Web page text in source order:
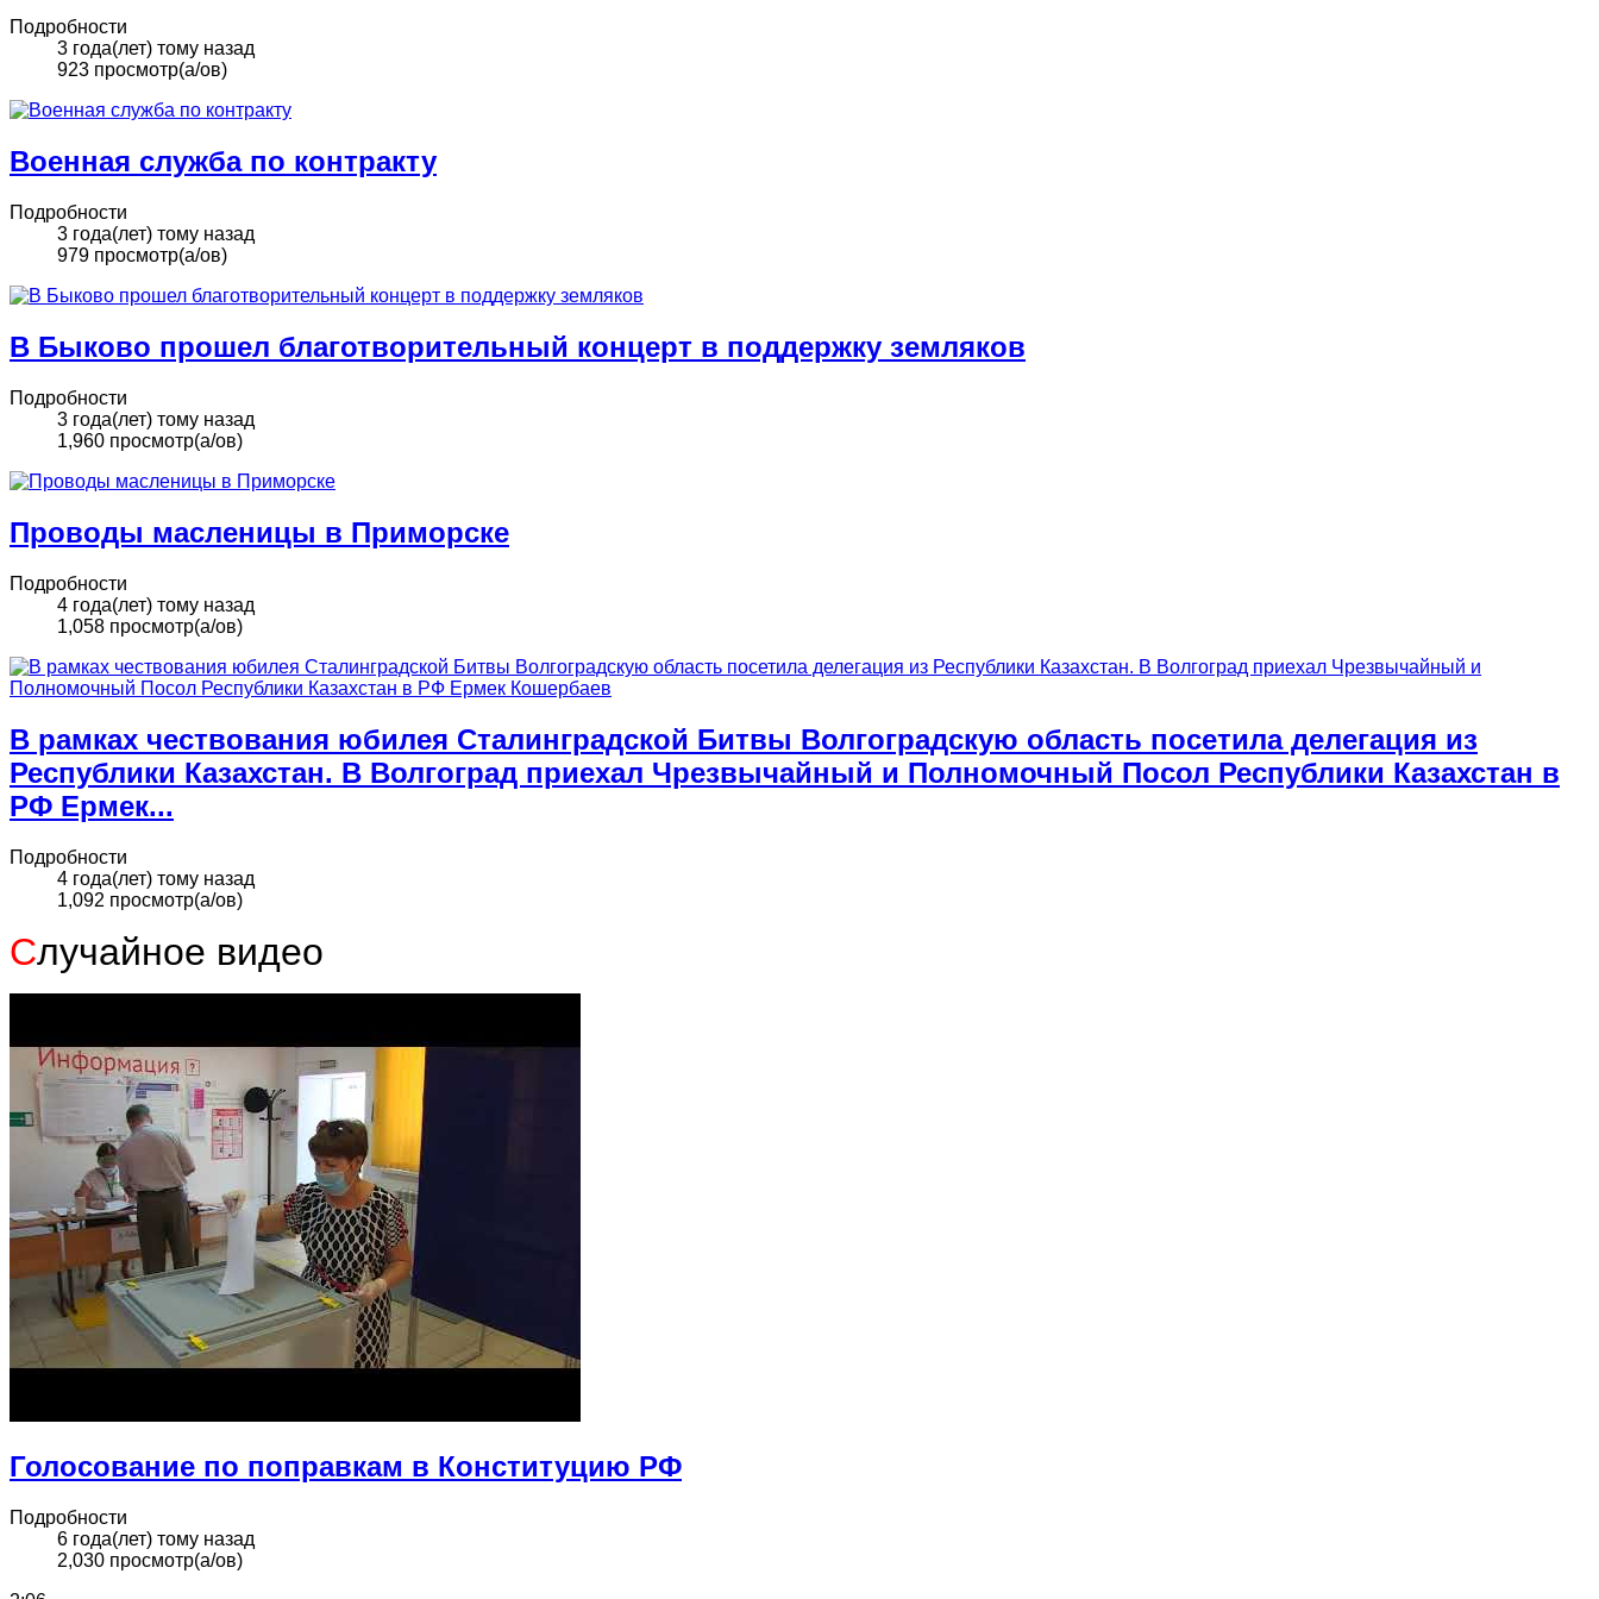
Подробности
3 года(лет) тому назад
923 просмотр(а/ов)
Военная служба по контракту
Подробности
3 года(лет) тому назад
979 просмотр(а/ов)
В Быково прошел благотворительный концерт в поддержку земляков
Подробности
3 года(лет) тому назад
1,960 просмотр(а/ов)
Проводы масленицы в Приморске
Подробности
4 года(лет) тому назад
1,058 просмотр(а/ов)
В рамках чествования юбилея Сталинградской Битвы Волгоградскую область посетила делегация из
Республики Казахстан. В Волгоград приехал Чрезвычайный и Полномочный Посол Республики Казахстан в
РФ Ермек...
Подробности
4 года(лет) тому назад
1,092 просмотр(а/ов)
Случайное видео
Голосование по поправкам в Конституцию РФ
Подробности
6 года(лет) тому назад
2,030 просмотр(а/ов)